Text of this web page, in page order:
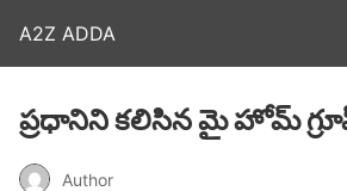
A2Z ADDA
ప్రధానిని కలిసిన మై హోమ్
Author